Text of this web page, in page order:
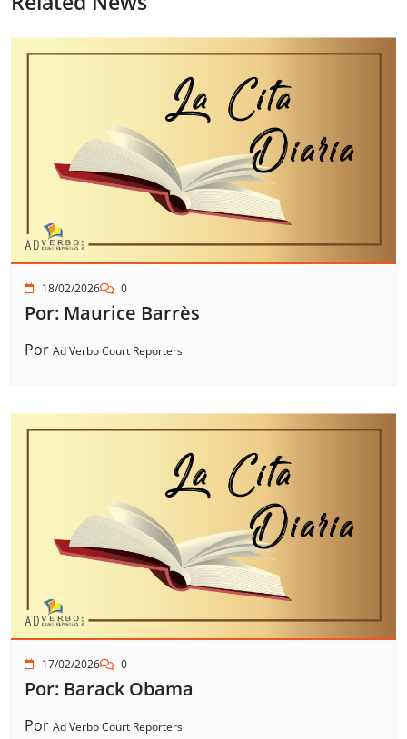
18/02/2026 0
Por: Maurice Barrès
Por Ad Verbo Court Reporters
17/02/2026 0
Por: Barack Obama
Por Ad Verbo Court Reporters